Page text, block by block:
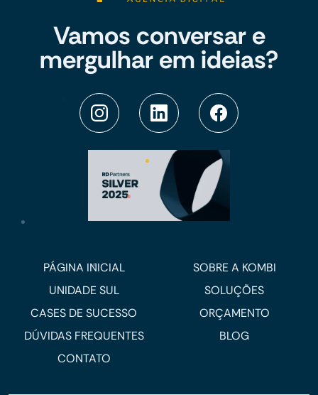
Vamos conversar e
mergulhar em ideias?
PÁGINA INICIAL
SOBRE A KOMBI
UNIDADE SUL
SOLUÇÕES
CASES DE SUCESSO
ORÇAMENTO
DÚVIDAS FREQUENTES
BLOG
CONTATO